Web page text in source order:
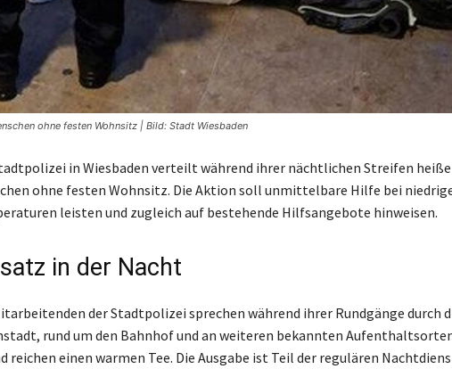
ohne festen Wohnsitz | Bild: Stadt Wiesbaden
in Wiesbaden verteilt während ihrer nächtlichen Streifen
ohne festen Wohnsitz. Die Aktion soll unmittelbare Hilfe bei
leisten und zugleich auf bestehende Hilfsangebote hinweisen.
in der Nacht
der Stadtpolizei sprechen während ihrer Rundgänge durch
rund um den Bahnhof und an weiteren bekannten
reichen einen warmen Tee. Die Ausgabe ist Teil der regulären